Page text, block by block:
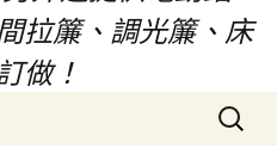
拉簾、調光簾、床
做！
搜
尋